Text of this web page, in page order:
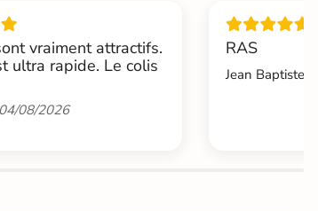
vraiment attractifs.
ultra rapide. Le colis
04/08/2026
RAS
Jean